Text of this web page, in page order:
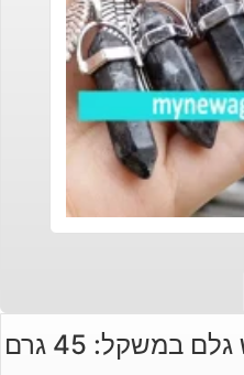
במשקל: 45 גרם